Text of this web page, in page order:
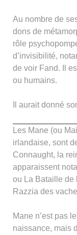
Au nombre de
dons de
rôle
d’invisibilité,
de voir Fand. Il
ou humains.
Il aurait donné
Les Mane (ou
irlandaise, sont
Connaught, la
apparaissent
ou La Bataille de
Razzia des
Mane n’est pas
naissance, mais